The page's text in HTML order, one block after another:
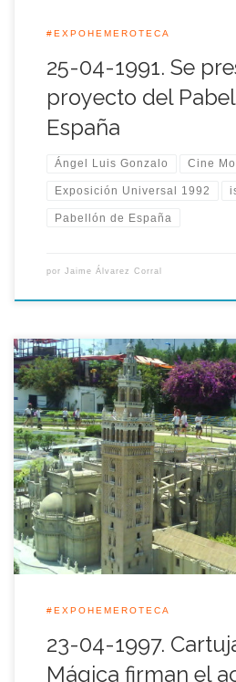
#EXPOHEMEROTECA
25-04-1991. Se
proyecto del
España
Ángel Luis Gonzalo Cine
Exposición Universal 1992
Pabellón de España
por Jaime Álvarez Corral
Tal día como hoy 23 de Abril del año
Mágica firmaron el acuerdo de
los Niños>>, nos trasladamos al
Hemeroteca. Jaime Montaner,
y Jesús Sainz como presidente del
firmaron […]
#EXPOHEMEROTECA
23-04-1997.
Mágica firman el